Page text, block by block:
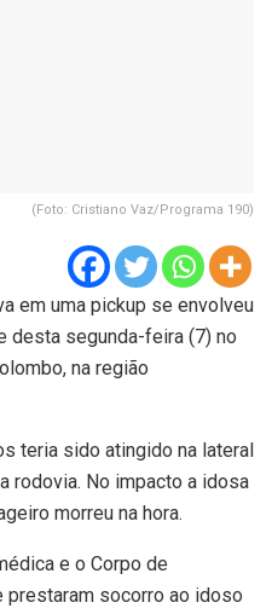
(Foto: Cristiano Vaz/Programa 190)
em uma pickup se envolveu
desta segunda-feira (7) no
na região
teria sido atingido na lateral
rodovia. No impacto a idosa
morreu na hora.
e o Corpo de
socorro ao idoso